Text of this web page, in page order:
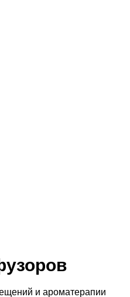
и ароматерапии